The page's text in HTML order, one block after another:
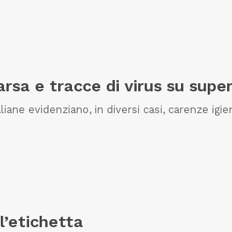
e tracce di virus su
evidenziano, in diversi casi, carenze